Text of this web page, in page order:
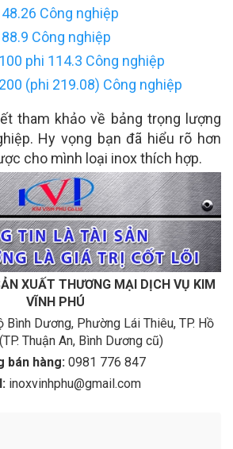
Công nghiệp
Công nghiệp
phi 114.3 Công nghiệp
(phi 219.08) Công nghiệp
tham khảo về bảng trọng lượng
Hy vọng bạn đã hiểu rõ hơn
cho mình loại inox thích hợp.
XUẤT THƯƠNG MẠI DỊCH VỤ KIM
VĨNH PHÚ
Dương, Phường Lái Thiêu, TP. Hồ
Thuận An, Bình Dương cũ)
bán hàng: 0981 776 847
inoxvinhphu@gmail.com